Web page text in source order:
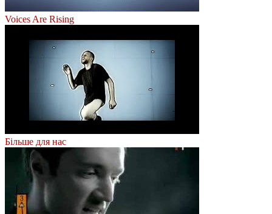
Voices Are Rising
Більше для нас